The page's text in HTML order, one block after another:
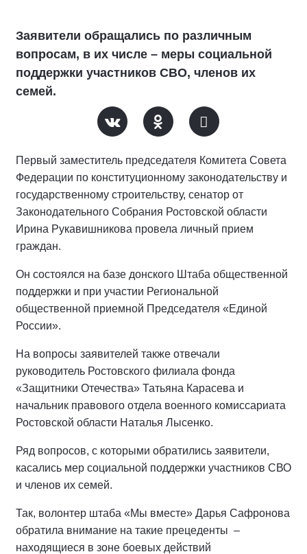
Заявители обращались по различным
вопросам, в их числе – меры социальной
поддержки участников СВО, членов их
семей.
Первый заместитель председателя Комитета Совета
Федерации по конституционному законодательству и
государственному строительству, сенатор от
Законодательного Собрания Ростовской области
Ирина Рукавишникова провела личный прием
граждан.
Он состоялся на базе донского Штаба общественной
поддержки и при участии Региональной
общественной приемной Председателя «Единой
России».
На вопросы заявителей также отвечали
руководитель Ростовского филиала фонда
«Защитники Отечества» Татьяна Карасева и
начальник правового отдела военного комиссариата
Ростовской области Наталья Лысенко.
Ряд вопросов, с которыми обратились заявители,
касались мер социальной поддержки участников СВО
и членов их семей.
Так, волонтер штаба «Мы вместе» Дарья Сафронова
обратила внимание на такие прецеденты –
находящиеся в зоне боевых действий